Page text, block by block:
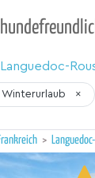
Languedoc-
Winterurlaub ×
>